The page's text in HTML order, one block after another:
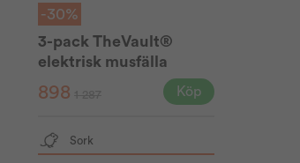
-30%
3-pack TheVault®
elektrisk musfälla
898 Köp
Sork